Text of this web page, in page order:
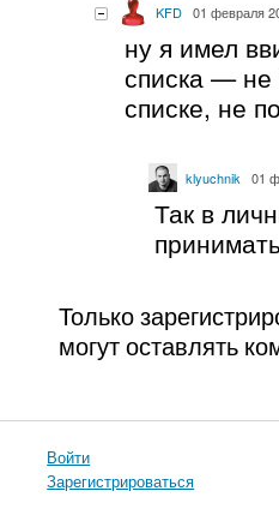
KFD 01 февраля
ну я имел
списка — не
списке, не
klyuchnik 01
Так в
Только
могут оставлять
Войти
Зарегистрироваться